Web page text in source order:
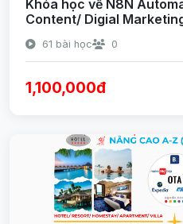
Khóa học về N8N
Content/ Digial
61 bài học 0
1,100,000đ